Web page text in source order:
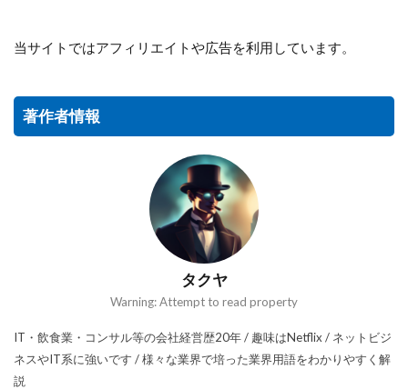
当サイトではアフィリエイトや広告を利用しています。
著作者情報
タクヤ
Warning: Attempt to read property
IT・飲食業・コンサル等の会社経営歴20年 / 趣味はNetflix / ネットビジ
ネスやIT系に強いです / 様々な業界で培った業界用語をわかりやすく解
説